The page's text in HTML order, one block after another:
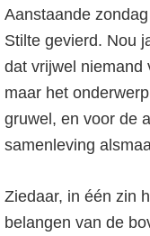
o
d
n
a
v
g
a
r
s
e
s
e
b
Aanstaande
Stilte gevierd. Nou
dat vrijwel niemand
maar het
gruwel, en voor de
samenleving
Ziedaar, in één zin
belangen van de